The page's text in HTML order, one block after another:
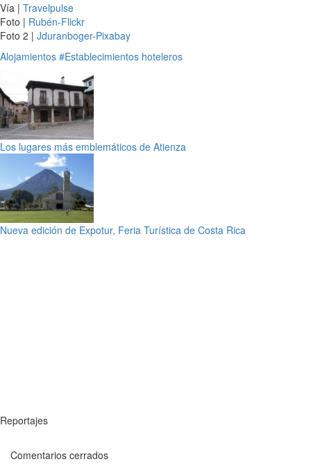
Vía | Travelpulse
Foto | Rubén-Flickr
Foto 2 | Jduranboger-Pixabay
Alojamientos #Establecimientos hoteleros
Los lugares más emblemáticos de Atienza
Nueva edición de Expotur, Feria Turística de Costa Rica
Reportajes
Comentarios cerrados